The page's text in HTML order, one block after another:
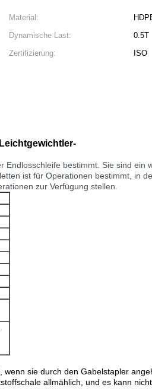
Material:
Dynamische Last:
0.5T
Zertifizierung:
ISO
bestimmt. Sie sind ein
ist für Operationen bestimmt, in
zur Verfügung stellen.
sie durch den Gabelstapler
allmählich, und es kann